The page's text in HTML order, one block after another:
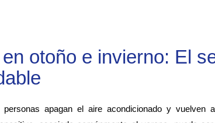
otoño e invierno: El
apagan el aire acondicionado y vuelven